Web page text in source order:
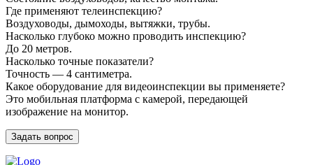
Где применяют телеинспекцию?
Воздуховоды, дымоходы, вытяжки, трубы.
Насколько глубоко можно проводить инспекцию?
До 20 метров.
Насколько точные показатели?
Точность — 4 сантиметра.
Какое оборудование для видеоинспекции вы применяете?
Это мобильная платформа с камерой, передающей
изображение на монитор.
Задать вопрос